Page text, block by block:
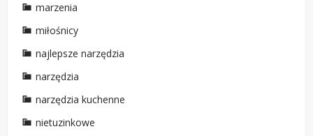
marzenia
miłośnicy
najlepsze narzędzia
narzędzia
narzędzia kuchenne
nietuzinkowe